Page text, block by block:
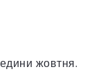
жовтня.